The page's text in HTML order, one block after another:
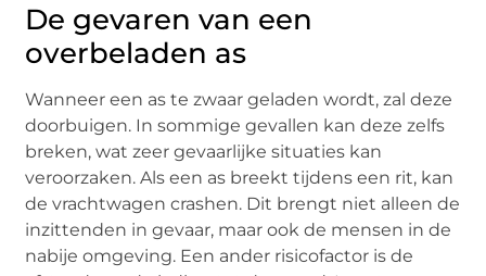
De gevaren van een
overbeladen as
Wanneer een as te zwaar geladen wordt, zal deze
doorbuigen. In sommige gevallen kan deze zelfs
breken, wat zeer gevaarlijke situaties kan
veroorzaken. Als een as breekt tijdens een rit, kan
de vrachtwagen crashen. Dit brengt niet alleen de
inzittenden in gevaar, maar ook de mensen in de
nabije omgeving. Een ander risicofactor is de